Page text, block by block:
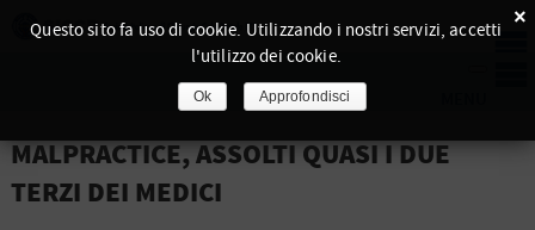
MALPRACTICE, ASSOLTI QUASI I DUE
TERZI DEI MEDICI
×
Questo sito fa uso di cookie. Utilizzando i nostri servizi, accetti
l'utilizzo dei cookie.
Ok Approfondisci